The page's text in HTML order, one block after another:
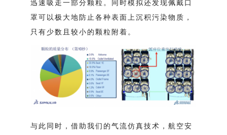
迅速吸走一部分颗粒。同时模拟还发现佩戴口
罩可以极大地防止各种表面上沉积污染物质，
只有少数且较小的颗粒附着。
与此同时，借助我们的气流仿真技术，航空安